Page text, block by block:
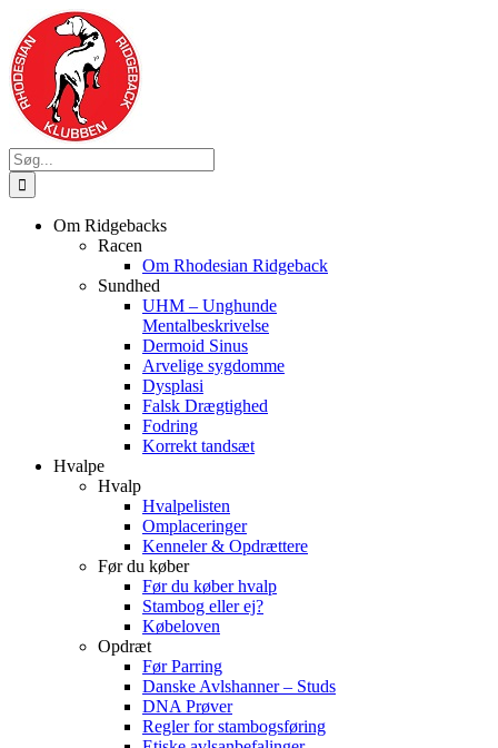
content
Søg
efter:
Om Ridgebacks
Racen
Om Rhodesian Ridgeback
Sundhed
UHM – Unghunde
Mentalbeskrivelse
Dermoid Sinus
Arvelige sygdomme
Dysplasi
Falsk Drægtighed
Fodring
Korrekt tandsæt
Hvalpe
Hvalp
Hvalpelisten
Omplaceringer
Kenneler & Opdrættere
Før du køber
Før du køber hvalp
Stambog eller ej?
Købeloven
Opdræt
Før Parring
Danske Avlshanner – Studs
DNA Prøver
Regler for stambogsføring